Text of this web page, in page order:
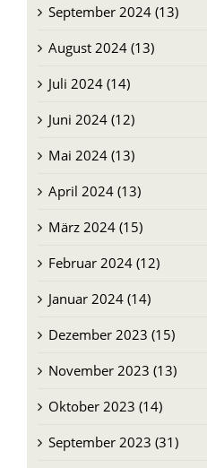
September 2024 (13)
August 2024 (13)
Juli 2024 (14)
Juni 2024 (12)
Mai 2024 (13)
April 2024 (13)
März 2024 (15)
Februar 2024 (12)
Januar 2024 (14)
Dezember 2023 (15)
November 2023 (13)
Oktober 2023 (14)
September 2023 (31)